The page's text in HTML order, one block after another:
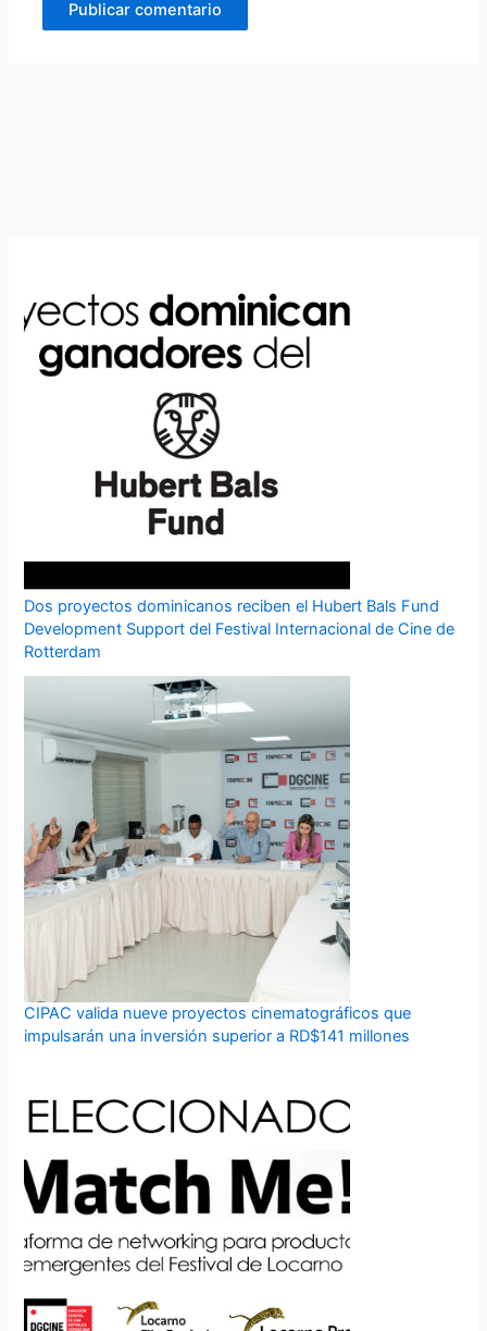
Dos proyectos dominicanos reciben el Hubert Bals Fund
Development Support del Festival Internacional de Cine de
Rotterdam
CIPAC valida nueve proyectos cinematográficos que
impulsarán una inversión superior a RD$141 millones